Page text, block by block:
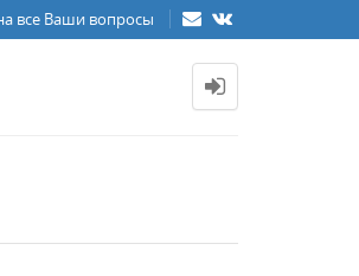
все Ваши вопросы